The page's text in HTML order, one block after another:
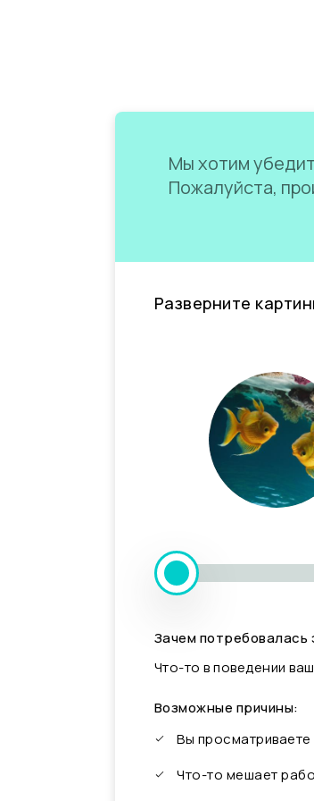
Мы хотим
Пожалуйста,
Разверните
Зачем потребовалась
Что-то в поведении
Возможные причины:
Вы
Что-то мешает